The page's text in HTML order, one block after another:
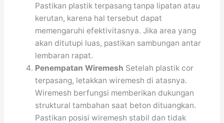
Pastikan plastik terpasang tanpa lipatan atau
kerutan, karena hal tersebut dapat
memengaruhi efektivitasnya. Jika area yang
akan ditutupi luas, pastikan sambungan antar
lembaran rapat.
Penempatan Wiremesh Setelah plastik cor
terpasang, letakkan wiremesh di atasnya.
Wiremesh berfungsi memberikan dukungan
struktural tambahan saat beton dituangkan.
Pastikan posisi wiremesh stabil dan tidak